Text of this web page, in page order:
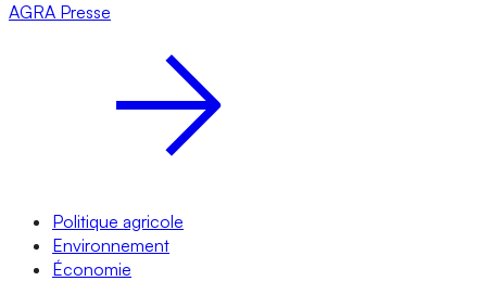
AGRA Presse
Politique agricole
Environnement
Économie